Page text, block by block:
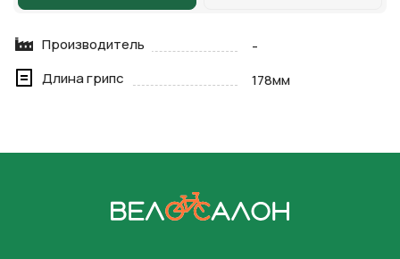
Производитель
-
Длина грипс
178мм